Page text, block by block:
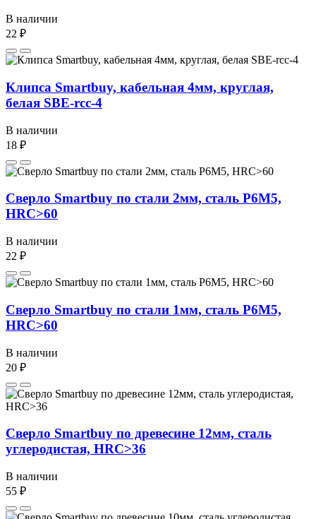
В наличии
22 ₽
Клипса Smartbuy, кабельная 4мм, круглая,
белая SBE-rcc-4
В наличии
18 ₽
Сверло Smartbuy по стали 2мм, сталь P6M5,
HRC>60
В наличии
22 ₽
Сверло Smartbuy по стали 1мм, сталь P6M5,
HRC>60
В наличии
20 ₽
Сверло Smartbuy по древесине 12мм, сталь
углеродистая, HRC>36
В наличии
55 ₽